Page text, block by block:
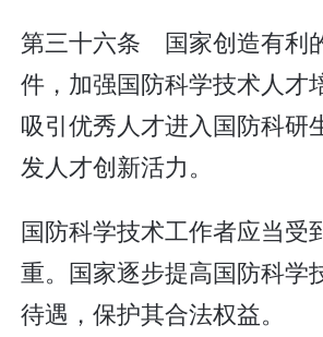
第三十六条 国家创造有利
件，加强国防科学技术人才
吸引优秀人才进入国防科研
发人才创新活力。
国防科学技术工作者应当受
重。国家逐步提高国防科学
待遇，保护其合法权益。